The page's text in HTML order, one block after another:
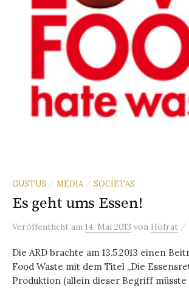
GUSTUS / MEDIA / SOCIETAS
Es geht ums Essen!
Veröffentlicht am 14. Mai 2013 von Hofrat /
Die ARD brachte am 13.5.2013 einen
Food Waste mit dem Titel „Die
Produktion (allein dieser Begriff müsste